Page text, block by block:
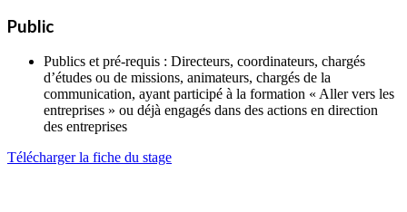
Public
Publics et pré-requis : Directeurs, coordinateurs, chargés
d’études ou de missions, animateurs, chargés de la
communication, ayant participé à la formation « Aller vers les
entreprises » ou déjà engagés dans des actions en direction
des entreprises
Télécharger la fiche du stage